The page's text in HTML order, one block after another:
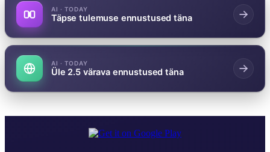
AI · TODAY
Täpse tulemuse ennustused täna
AI · TODAY
Üle 2.5 värava ennustused täna